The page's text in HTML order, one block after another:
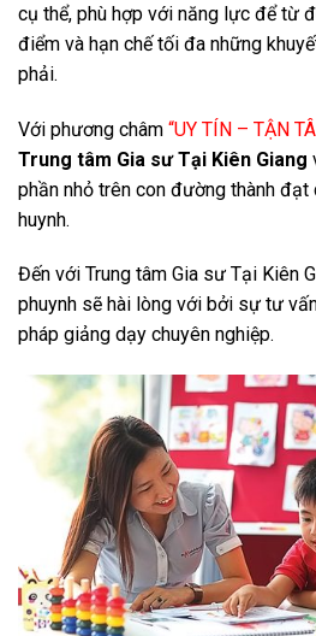
cụ thể, phù hợp với năng lực để từ
điểm và hạn chế tối đa những
phải.
Với phương châm “UY TÍN – TẬN
Trung tâm Gia sư Tại Kiên Giang
phần nhỏ trên con đường thành đạt
huynh.
Đến với Trung tâm Gia sư Tại Kiên
phuynh sẽ hài lòng với bởi sự tư
pháp giảng dạy chuyên nghiệp.